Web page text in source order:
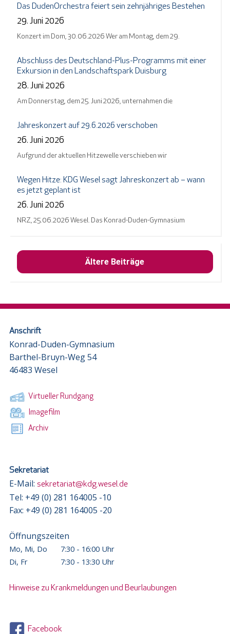
Das DudenOrchestra feiert sein zehnjähriges Bestehen
29. Juni 2026
Konzert im Dom, 30.06.2026 Wer am Montag, dem 29.
Abschluss des Deutschland-Plus-Programms mit einer
Exkursion in den Landschaftspark Duisburg
28. Juni 2026
Am Donnerstag, dem 25. Juni 2026, unternahmen die
Jahreskonzert auf 29.6.2026 verschoben
26. Juni 2026
Aufgrund der aktuellen Hitzewelle verschieben wir
Wegen Hitze: KDG Wesel sagt Jahreskonzert ab – wann
es jetzt geplant ist
26. Juni 2026
NRZ, 25.06.2026 Wesel. Das Konrad-Duden-Gymnasium
Ältere Beiträge
Anschrift
Konrad-Duden-Gymnasium
Barthel-Bruyn-Weg 54
46483 Wesel
Virtueller Rundgang
Imagefilm
Archiv
Sekretariat
E-Mail: sekretariat@kdg.wesel.de
Tel: +49 (0) 281 164005 -10
Fax: +49 (0) 281 164005 -20
Öffnungszeiten
Mo, Mi, Do
7:30 - 16:00 Uhr
Di, Fr
7:30 - 13:30 Uhr
Hinweise zu Krankmeldungen und Beurlaubungen
Facebook